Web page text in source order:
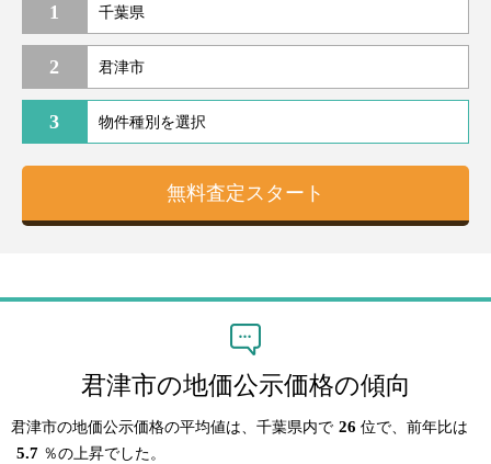
1
2
3
君津市の地価公示価格の傾向
君津市の地価公示価格の平均値は、千葉県内で 26 位で、前年比は
5.7 ％の上昇でした。